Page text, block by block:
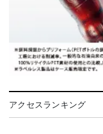
アクセスランキング